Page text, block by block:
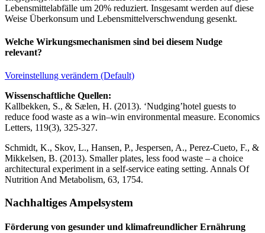
Lebensmittelabfälle um 20% reduziert. Insgesamt werden auf diese
Weise Überkonsum und Lebensmittelverschwendung gesenkt.
Welche Wirkungsmechanismen sind bei diesem Nudge
relevant?
Voreinstellung verändern (Default)
Wissenschaftliche Quellen:
Kallbekken, S., & Sælen, H. (2013). ‘Nudging’hotel guests to
reduce food waste as a win–win environmental measure. Economics
Letters, 119(3), 325-327.
Schmidt, K., Skov, L., Hansen, P., Jespersen, A., Perez-Cueto, F., &
Mikkelsen, B. (2013). Smaller plates, less food waste – a choice
architectural experiment in a self-service eating setting. Annals Of
Nutrition And Metabolism, 63, 1754.
Nachhaltiges Ampelsystem
Förderung von gesunder und klimafreundlicher Ernährung